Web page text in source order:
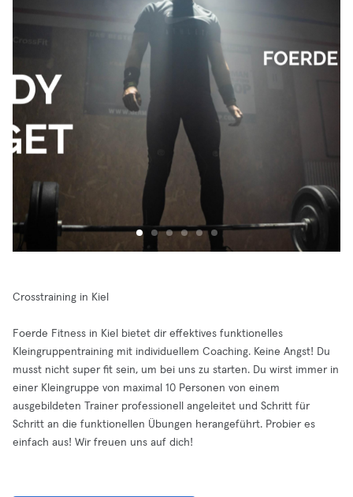
Crosstraining in Kiel
Foerde Fitness in Kiel bietet dir effektives funktionelles
Kleingruppentraining mit individuellem Coaching. Keine Angst! Du
musst nicht super fit sein, um bei uns zu starten. Du wirst immer in
einer Kleingruppe von maximal 10 Personen von einem
ausgebildeten Trainer professionell angeleitet und Schritt für
Schritt an die funktionellen Übungen herangeführt. Probier es
einfach aus! Wir freuen uns auf dich!